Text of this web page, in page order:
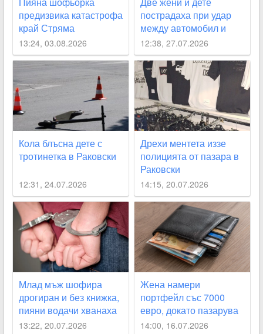
предизвика катастрофа
край Стряма
13:24, 03.08.2026
пострадаха при удар
между автомобил и
каруца край Раковски
12:38, 27.07.2026
Кола блъсна дете с
тротинетка в Раковски
12:31, 24.07.2026
Дрехи ментета иззе
полицията от пазара в
Раковски
14:15, 20.07.2026
Млад мъж шофира
дрогиран и без книжка,
пияни водачи хванаха
край Асеновград и в
13:22, 20.07.2026
Жена намери
портфейл със 7000
евро, докато пазарува
в Раковски
14:00, 16.07.2026